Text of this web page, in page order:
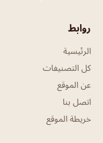
روابط
الرئيسية
كل التصنيفات
عن الموقع
اتصل بنا
خريطة الموقع